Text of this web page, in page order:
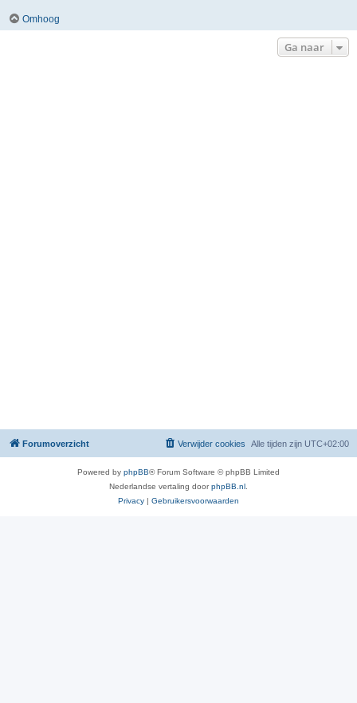
Omhoog
Ga naar
Forumoverzicht Alle tijden zijn UTC+02:00
Verwijder cookies
Powered by phpBB® Forum Software © phpBB Limited
Nederlandse vertaling doorphpBB.nl
Privacy | Gebruikersvoorwaarden